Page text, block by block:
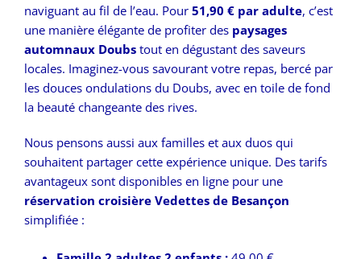
naviguant au fil de l’eau. Pour 51,90 € par adulte, c’est
une manière élégante de profiter des paysages
automnaux Doubs tout en dégustant des saveurs
locales. Imaginez-vous savourant votre repas, bercé par
les douces ondulations du Doubs, avec en toile de fond
la beauté changeante des rives.
Nous pensons aussi aux familles et aux duos qui
souhaitent partager cette expérience unique. Des tarifs
avantageux sont disponibles en ligne pour une
réservation croisière Vedettes de Besançon
simplifiée :